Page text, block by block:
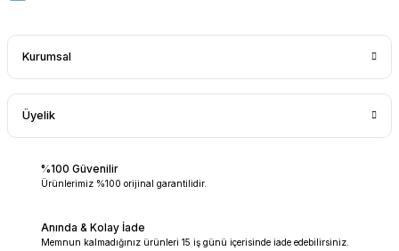
Kurumsal
Üyelik
%100 Güvenilir
Ürünlerimiz %100 orijinal garantilidir.
Anında & Kolay İade
Memnun kalmadığınız ürünleri 15 iş günü içerisinde iade edebilirsiniz.